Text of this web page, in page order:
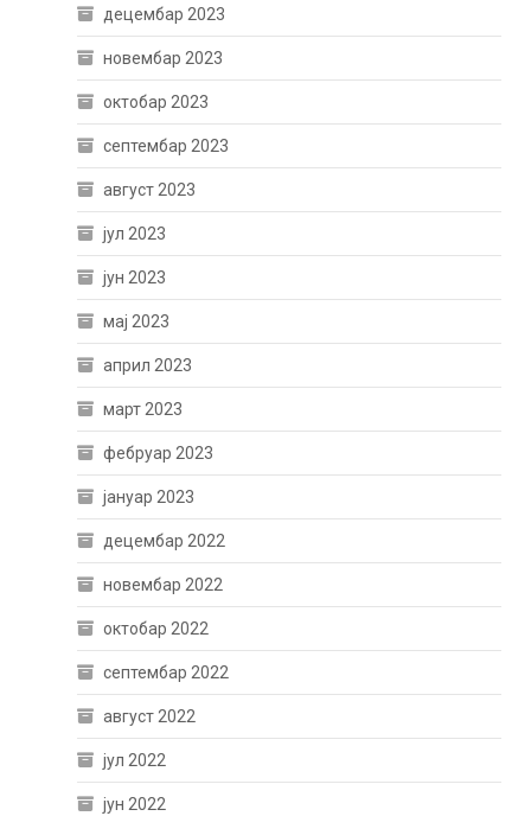
децембар 2023
новембар 2023
октобар 2023
септембар 2023
август 2023
јул 2023
јун 2023
мај 2023
април 2023
март 2023
фебруар 2023
јануар 2023
децембар 2022
новембар 2022
октобар 2022
септембар 2022
август 2022
јул 2022
јун 2022